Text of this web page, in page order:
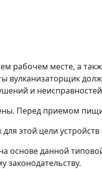
рабочем месте, а
вулканизаторщик
и
Перед приемом
этой цели
основе данной
законодательству.